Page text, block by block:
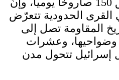
القرى الحدودية تتعرّض
المقاومة تصل إلى
وضواحيها، وعشرات
تتحول مدن